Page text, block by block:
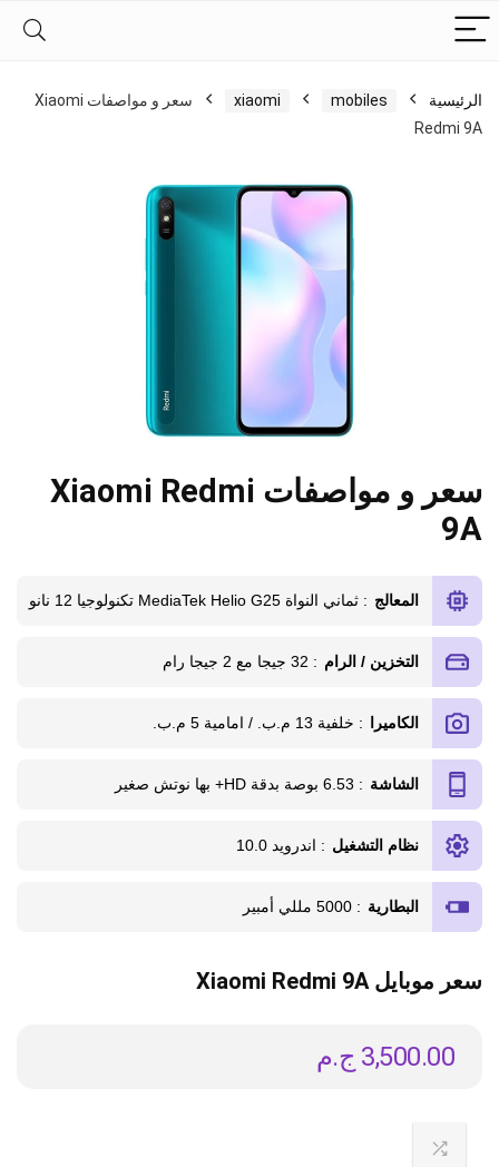
الرئيسية mobiles
xiaomi
سعر و مواصفات Xiaomi
Redmi 9A
سعر و مواصفات Xiaomi Redmi
9A
المعالج : ثماني النواة MediaTek Helio G25 تكنولوجيا 12 نانو
التخزين / الرام : 32 جيجا مع 2 جيجا رام
الكاميرا : خلفية 13 م.ب. / امامية 5 م.ب.
الشاشة : 6.53 بوصة بدقة HD+ بها نوتش صغير
نظام التشغيل : اندرويد 10.0
البطارية : 5000 مللي أمبير
سعر موبايل Xiaomi Redmi 9A
ج.م 3,500.00